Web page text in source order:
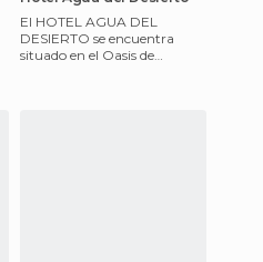
El HOTEL AGUA DEL
DESIERTO se encuentra
situado en el Oasis de